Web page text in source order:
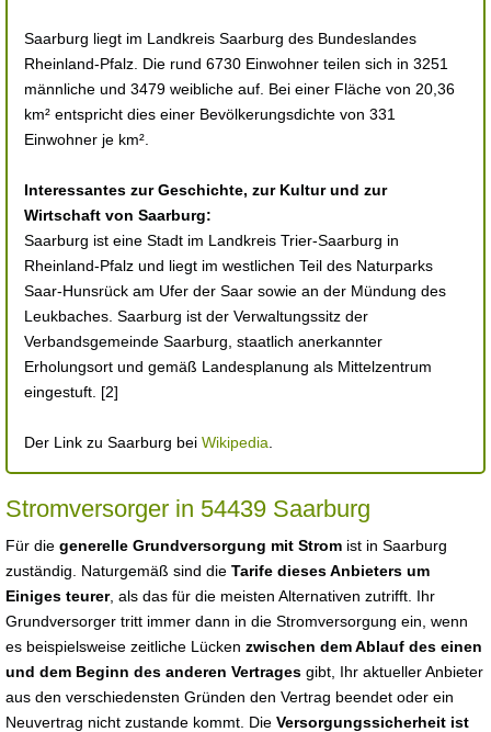
Saarburg liegt im Landkreis Saarburg des Bundeslandes
Rheinland-Pfalz. Die rund 6730 Einwohner teilen sich in 3251
männliche und 3479 weibliche auf. Bei einer Fläche von 20,36
km² entspricht dies einer Bevölkerungsdichte von 331
Einwohner je km².
Interessantes zur Geschichte, zur Kultur und zur
Wirtschaft von Saarburg:
Saarburg ist eine Stadt im Landkreis Trier-Saarburg in
Rheinland-Pfalz und liegt im westlichen Teil des Naturparks
Saar-Hunsrück am Ufer der Saar sowie an der Mündung des
Leukbaches. Saarburg ist der Verwaltungssitz der
Verbandsgemeinde Saarburg, staatlich anerkannter
Erholungsort und gemäß Landesplanung als Mittelzentrum
eingestuft. [2]
Der Link zu Saarburg bei Wikipedia
Stromversorger in 54439 Saarburg
Für die generelle Grundversorgung mit Strom ist in Saarburg
zuständig. Naturgemäß sind die Tarife dieses Anbieters um
Einiges teurer, als das für die meisten Alternativen zutrifft. Ihr
Grundversorger tritt immer dann in die Stromversorgung ein, wenn
es beispielsweise zeitliche Lücken zwischen dem Ablauf des einen
und dem Beginn des anderen Vertrages gibt, Ihr aktueller Anbieter
aus den verschiedensten Gründen den Vertrag beendet oder ein
Neuvertrag nicht zustande kommt. Die Versorgungssicherheit ist